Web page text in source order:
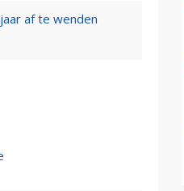
af te wenden